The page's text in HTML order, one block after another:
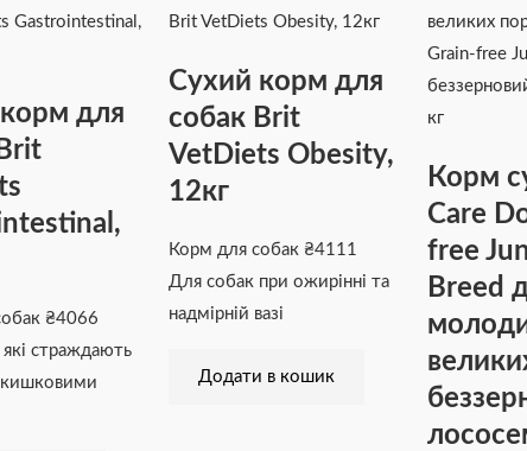
для
₴4066
страждають
Сухий корм для
собак Brit
VetDiets Obesity,
12кг
Корм для собак ₴4111
Для собак при ожирінні та
надмірній вазі
Додати в кошик
Корм
Care
free
Breed